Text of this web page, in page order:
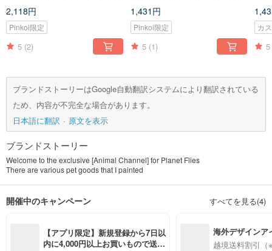
プラネット
2,118円
Pinkoi限定
5 (2)
グ-ハエの惑星
1,431円
Pinkoi限定
5 (1)
を
カ
5
ブランドストーリーはGoogle自動翻訳システムにより翻訳されている
ため、内容が不完全な場合があります。
日本語に翻訳
原文を表示
ブランドストーリー
Welcome to the exclusive [Animal Channel] for Planet Flies
There are various pet goods that I painted
開催中のキャンペーン すべてを見る(4)
【アプリ限定】新規登録から7日以
内に4,000円以上お買いもので送料
海外デザインア
入
越境送料割引（